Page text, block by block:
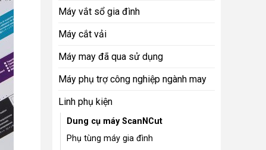
Máy vắt sổ gia đình
Máy cắt vải
Máy may đã qua sử dụng
Máy phụ trợ công nghiệp ngành may
Linh phụ kiện
Dung cụ máy ScanNCut
Phụ tùng máy gia đình